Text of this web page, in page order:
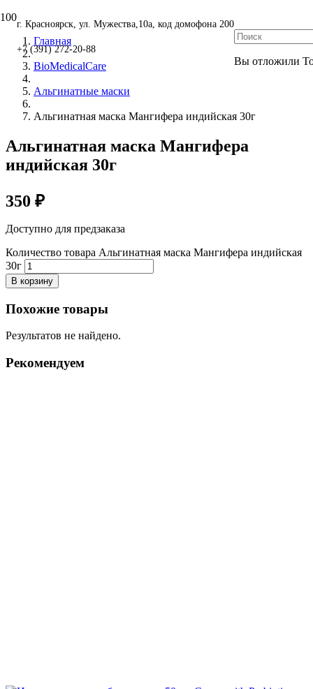
г. Красноярск, ул. Мужества,10а, код домофона 200
+7 (391) 272-20-88
Вы отложили
Главная
BioMedicalCare
Альгинатные маски
Альгинатная маска Мангифера индийская 30г
Альгинатная маска Мангифера
индийская 30г
350 ₽
Доступно для предзаказа
Количество товара Альгинатная маска Мангифера индийская
30г
В корзину
Похожие товары
Результатов не найдено.
Рекомендуем